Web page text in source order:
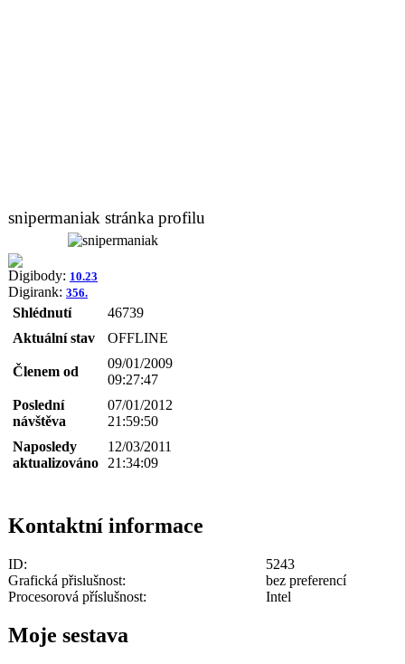
snipermaniak stránka profilu
Digibody: 10.23
Digirank: 356.
Shlédnutí
46739
Aktuální stav
OFFLINE
Členem od
09/01/2009
09:27:47
Poslední
návštěva
07/01/2012
21:59:50
Naposledy
aktualizováno
12/03/2011
21:34:09
Kontaktní informace
ID:
5243
Grafická přislušnost:
bez preferencí
Procesorová příslušnost:
Intel
Moje sestava